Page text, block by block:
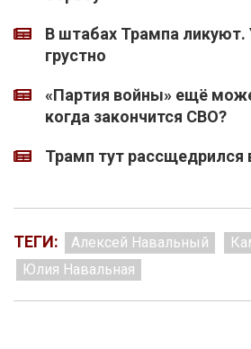
В штабах Трампа
грустно
«Партия войны» ещё
когда закончится СВО?
Трамп тут рассщедрился
ТЕГИ: Алексей Навальный
Юлия Навальная